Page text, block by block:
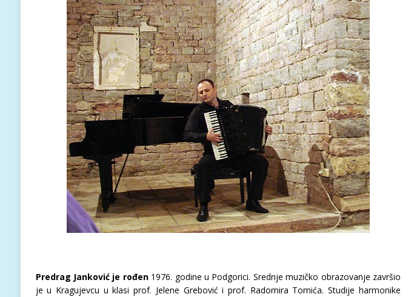
Predrag Janković je rođen 1976. godine u Podgorici. Srednje muzičko obrazovanje završio
je u Kragujevcu u klasi prof. Jelene Grebović i prof. Radomira Tomića. Studije harmonike